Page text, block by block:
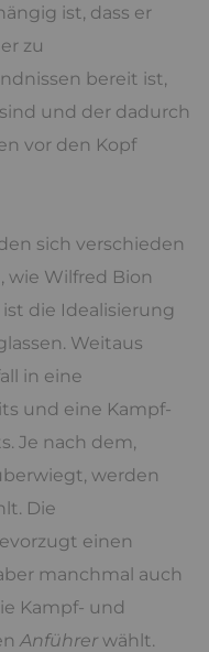
ist, dass er
zu
bereit ist,
und der dadurch
vor den Kopf
sich verschieden
wie Wilfred Bion
die Idealisierung
Weitaus
in eine
und eine Kampf-
Je nach dem,
werden
Die
einen
manchmal auch
Kampf- und
Anführer wählt.